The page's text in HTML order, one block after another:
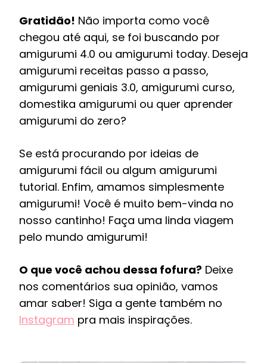
Gratidão! Não importa como você
chegou até aqui, se foi buscando por
amigurumi 4.0 ou amigurumi today. Deseja
amigurumi receitas passo a passo,
amigurumi geniais 3.0, amigurumi curso,
domestika amigurumi ou quer aprender
amigurumi do zero?
Se está procurando por ideias de
amigurumi fácil ou algum amigurumi
tutorial. Enfim, amamos simplesmente
amigurumi! Você é muito bem-vinda no
nosso cantinho! Faça uma linda viagem
pelo mundo amigurumi!
O que você achou dessa fofura? Deixe
nos comentários sua opinião, vamos
amar saber! Siga a gente também no
Instagram pra mais inspirações.